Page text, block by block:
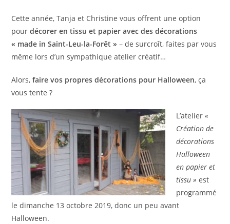
Cette année, Tanja et Christine vous offrent une option
pourdécorer en tissu et papier avec des décorations
« made in Saint-Leu-la-Forêt » – de surcroît, faites par vous
même lors d’un sympathique atelier créatif…
Alors,faire vos propres décorations pour Halloween, ça
vous tente ?
L’atelier«
Création de
décorations
Halloween
en papier et
tissu » est
programmé
le dimanche 13 octobre 2019, donc un peu avant
Halloween.